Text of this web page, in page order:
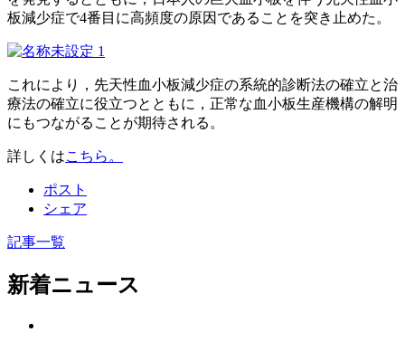
板減少症で4番目に高頻度の原因であることを突き止めた。
これにより，先天性血小板減少症の系統的診断法の確立と治
療法の確立に役立つとともに，正常な血小板生産機構の解明
にもつながることが期待される。
詳しくはこちら。
ポスト
シェア
記事一覧
新着ニュース